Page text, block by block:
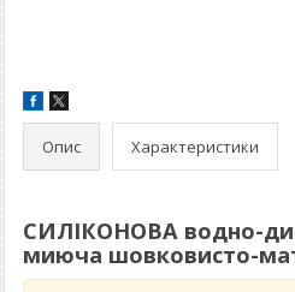
Опис Характеристики
СИЛІКОНОВА водно-
миюча шовковисто-